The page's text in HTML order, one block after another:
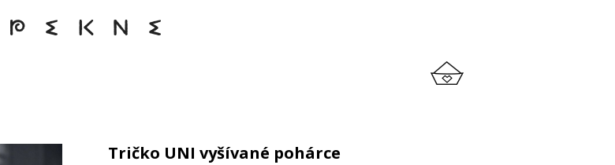
Tričko UNI vyšívané pohárce